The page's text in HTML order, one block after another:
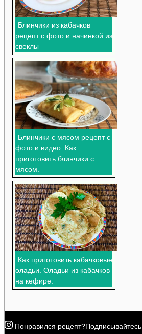
Блинчики из кабачков
рецепт с фото и начинкой из
свеклы
Блинчики с мясом рецепт с
фото и видео. Как
приготовить блинчики с
мясом.
Как приготовить кабачковые
оладьи. Оладьи из кабачков
на кефире.
Понравился рецепт?Подписывайтесь